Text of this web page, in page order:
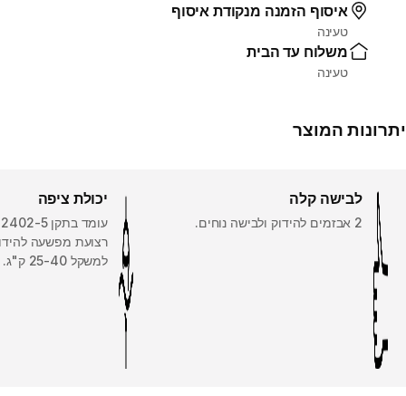
איסוף הזמנה מנקודת איסוף
טעינה
משלוח עד הבית
טעינה
יתרונות המוצר
לבישה קלה
2 אבזמים להידוק ולבישה נוחים.
יכולת ציפה
רצועת מפשעה
למשקל 25-40 ק"ג.